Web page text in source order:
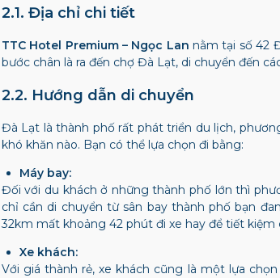
2.1. Địa chỉ chi tiết
TTC Hotel Premium – Ngọc Lan nằm tại số42
bước chân là ra đến chợ Đà Lạt, di chuyển đến
2.2. Hướng dẫn di chuyển
Đà Lạt là thành phố rất phát triển du lịch,
khó khăn nào. Bạn có thể lựa chọn đi bằng:
Máy bay:
Đối với du khách ở những thành phố lớn thì
chỉ cần di chuyển từ sân bay thành phố bạn
32km mất khoảng 42 phút đi xe hay để tiết
Xe khách:
Với giá thành rẻ, xe khách cũng là một lựa